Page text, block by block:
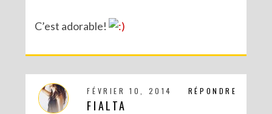
C’est adorable!
RÉPONDRE
FÉVRIER 10, 2014
FIALTA